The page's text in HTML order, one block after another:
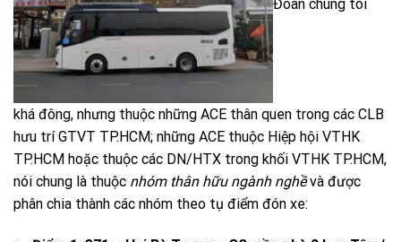
Đoàn chúng tôi
khá đông, nhưng thuộc những ACE thân quen trong các CLB
hưu trí GTVT TP.HCM; những ACE thuộc Hiệp hội VTHK
TP.HCM hoặc thuộc các DN/HTX trong khối VTHK TP.HCM,
nói chung là thuộc nhóm thân hữu ngành nghềvà được
phân chia thành các nhóm theo tụ điểm đón xe: